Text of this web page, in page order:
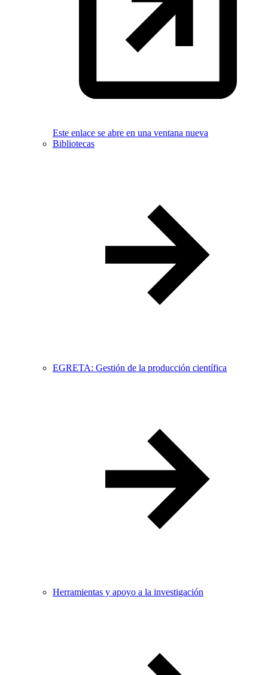
Este enlace se abre en una ventana nueva
Bibliotecas
EGRETA: Gestión de la producción científica
Herramientas y apoyo a la investigación